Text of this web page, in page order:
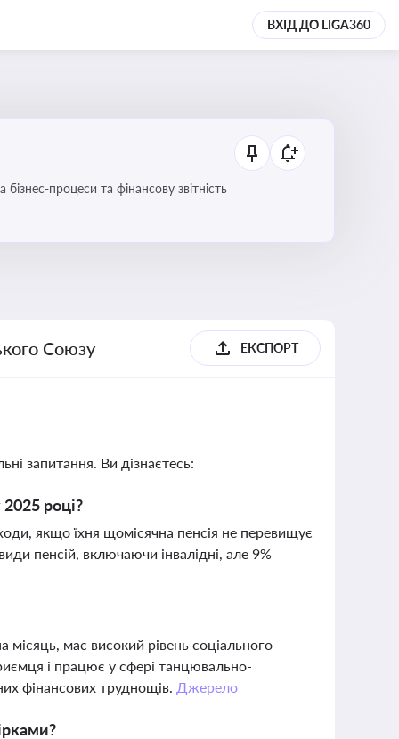
ВХІД ДО LIGA360
процеси та фінансову звітність
Союзу ЕКСПОРТ
запитання. Ви дізнаєтесь:
році?
якщо їхня щомісячна пенсія не перевищує
пенсій, включаючи інвалідні, але 9%
має високий рівень соціального
і працює у сфері танцювально-
фінансових труднощів. Джерело